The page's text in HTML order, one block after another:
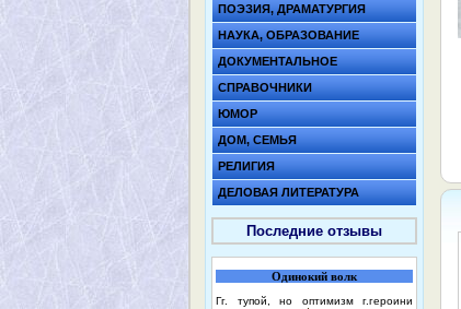
ПОЭЗИЯ, ДРАМАТУРГИЯ
НАУКА, ОБРАЗОВАНИЕ
ДОКУМЕНТАЛЬНОЕ
СПРАВОЧНИКИ
ЮМОР
ДОМ, СЕМЬЯ
РЕЛИГИЯ
ДЕЛОВАЯ ЛИТЕРАТУРА
Последние отзывы
Одинокий волк
Гг. тупой, но оптимизм г.героини